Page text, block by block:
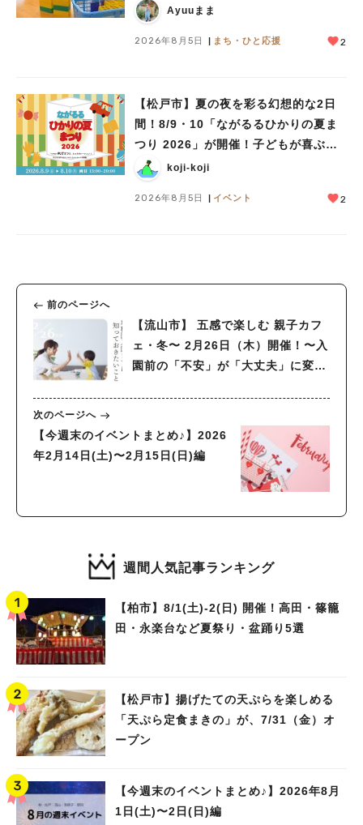
児童館」レポート
Ayuuまま
2026年8月5日 まち・ひと応援 2
【松戸市】夏の夜を彩る幻想的な2日
間！8/9・10「ながるるひかりの夏ま
つり 2026」が開催！子どもが喜ぶワ
ークショップや限定ヒーローショーも
koji-koji
2026年8月5日 イベント 2
前のページへ
【流山市】 五感で楽しむ 親子カフ
ェ・冬〜 2月26日（木）開催！〜入
園前の「不安」が「大丈夫」に変わ
次のページへ
【今週末のイベントまとめ♪】2026
年2月14日(土)〜2月15日(日)編
週間人気記事ランキング
【柏市】8/1(土)‐2(日) 開催！高田・篠籠
田・永楽台など夏祭り・盆踊り5選
【松戸市】揚げたての天ぷらを楽しめる
「天ぷら定食まきの」が、7/31（金）オ
ープン
【今週末のイベントまとめ♪】2026年8月
1日(土)〜2日(日)編